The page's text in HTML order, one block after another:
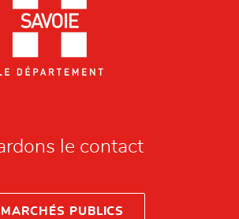
le contact
MARCHÉS PUBLICS